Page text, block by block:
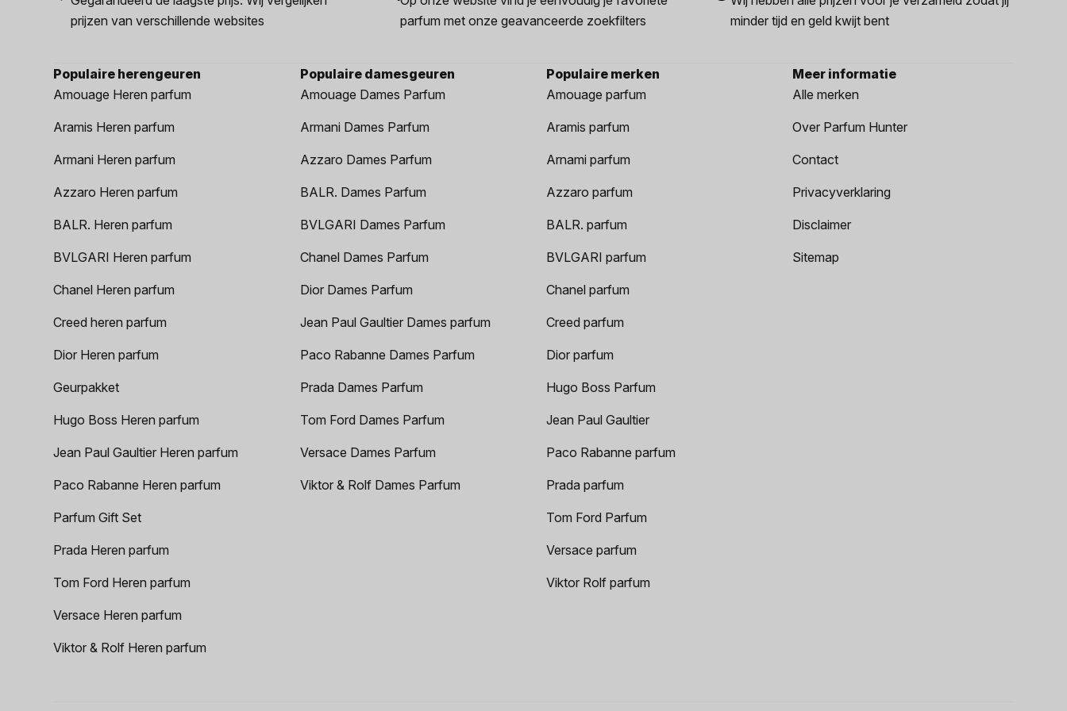
prijzen van verschillende websites
parfum met onze geavanceerde zoekfilters
minder tijd en geld kwijt bent
Populaire herengeuren
Amouage Heren parfum
Aramis Heren parfum
Armani Heren parfum
Azzaro Heren parfum
BALR. Heren parfum
BVLGARI Heren parfum
Chanel Heren parfum
Creed heren parfum
Dior Heren parfum
Geurpakket
Hugo Boss Heren parfum
Jean Paul Gaultier Heren parfum
Paco Rabanne Heren parfum
Parfum Gift Set
Prada Heren parfum
Tom Ford Heren parfum
Versace Heren parfum
Viktor & Rolf Heren parfum
Populaire damesgeuren
Amouage Dames Parfum
Armani Dames Parfum
Azzaro Dames Parfum
BALR. Dames Parfum
BVLGARI Dames Parfum
Chanel Dames Parfum
Dior Dames Parfum
Jean Paul Gaultier Dames parfum
Paco Rabanne Dames Parfum
Prada Dames Parfum
Tom Ford Dames Parfum
Versace Dames Parfum
Viktor & Rolf Dames Parfum
Populaire merken
Amouage parfum
Aramis parfum
Arnami parfum
Azzaro parfum
BALR. parfum
BVLGARI parfum
Chanel parfum
Creed parfum
Dior parfum
Hugo Boss Parfum
Jean Paul Gaultier
Paco Rabanne parfum
Prada parfum
Tom Ford Parfum
Versace parfum
Viktor Rolf parfum
Meer informatie
Alle merken
Over Parfum Hunter
Contact
Privacyverklaring
Disclaimer
Sitemap